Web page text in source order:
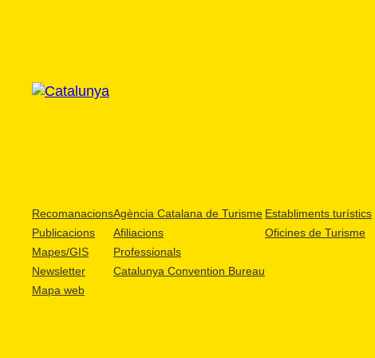
Recomanacions
Publicacions
Mapes/GIS
Newsletter
Mapa web
Agència Catalana de Turisme
Afiliacions
Professionals
Catalunya Convention Bureau
Establiments turístics
Oficines de Turisme